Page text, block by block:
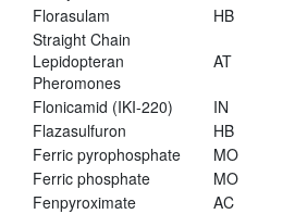
Florasulam
HB
Straight Chain
Lepidopteran
Pheromones
AT
Flonicamid (IKI-220) IN
Flazasulfuron
HB
Ferric pyrophosphate
MO
Ferric phosphate
MO
Fenpyroximate
AC